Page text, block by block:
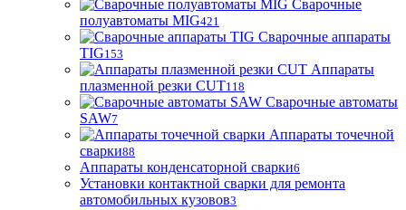
Сварочные
полуавтоматы MIG421
Сварочные аппараты
TIG153
Аппараты
плазменной резки CUT118
Сварочные автоматы
SAW7
Аппараты точечной
сварки88
Аппараты конденсаторной сварки6
Установки контактной сварки для ремонта
автомобильных кузовов3